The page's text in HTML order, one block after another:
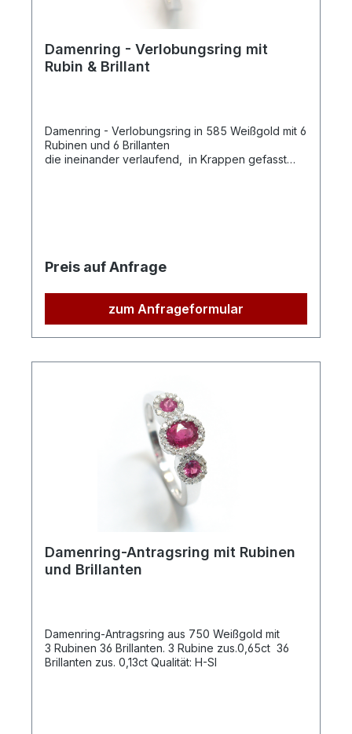
Damenring - Verlobungsring mit
Rubin & Brillant
Damenring - Verlobungsring in 585 Weißgold mit 6
Rubinen und 6 Brillanten
die ineinander verlaufend, in Krappen gefasst
Preis auf Anfrage
zum Anfrageformular
Damenring-Antragsring mit Rubinen
und Brillanten
Damenring-Antragsring aus 750 Weißgold mit
3 Rubinen 36 Brillanten. 3 Rubine zus.0,65ct 36
Brillanten zus. 0,13ct Qualität: H-SI